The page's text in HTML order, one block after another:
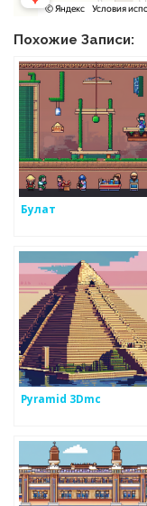
Похожие Записи:
Булат
Pyramid 3Dmc